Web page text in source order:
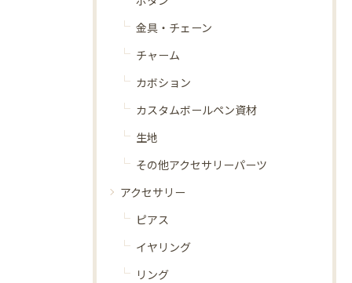
金具・チェーン
チャーム
カボション
カスタムボールペン資材
生地
その他アクセサリーパーツ
アクセサリー
ピアス
イヤリング
リング